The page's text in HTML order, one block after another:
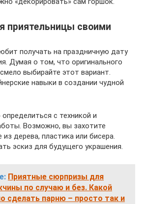
приятельницы своими
получать на праздничную дату
Думая о том, что оригинального
выбирайте этот вариант.
навыки в создании чудной
с техникой и
Возможно, вы захотите
дерева, пластика или бисера.
эскиз для будущего украшения.
Приятные сюрпризы для
по случаю и без. Какой
сделать парню – просто так и